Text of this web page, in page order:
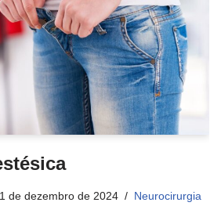
de dezembro de 2024 Neurocirurgia